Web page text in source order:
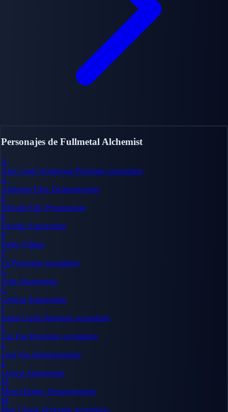
Personajes de Fullmetal Alchemist
A
Alex Louis Armstrong Personaje secundario
A
Alphonse Elric Deuteragonista
E
Edward Elric Protagonista
E
Envidia Antagonista
P
Padre Villano
F
Fu Personaje secundario
G
Gula Antagonista
C
Codicia Antagonista
I
Izumi Curtis Personaje secundario
L
Lan Fan Personaje secundario
L
Ling Yao Deuteragonista
L
Lujuria Antagonista
M
Maes Hughes Deuteragonista
M
May Chang Personaje secundario